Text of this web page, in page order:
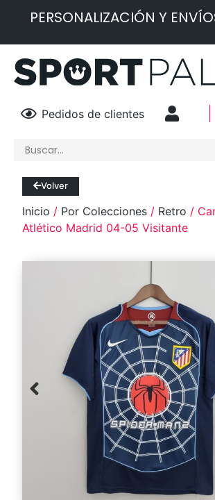
PERSONALIZACIÓN Y
Pedidos de clientes
Volver
Inicio / Por Colecciones / Retro /
Atlético Madrid 04-05 Visitante